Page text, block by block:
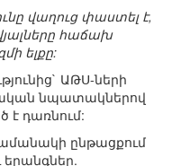
վաղուց փաստել է,
հաճախ
ելքը:
ԱԹՍ-ների
նպատակներով
է դառնում:
ընթացքում
երանգներ.